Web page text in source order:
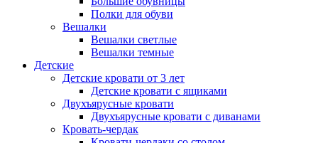
Полки для обуви
Вешалки
Вешалки светлые
Вешалки темные
Детские
Детские кровати от 3 лет
Детские кровати с ящиками
Двухъярусные кровати
Двухъярусные кровати с диванами
Кровать-чердак